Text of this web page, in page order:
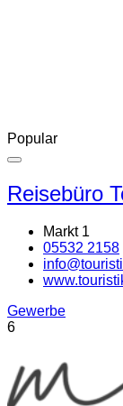
Popular
Reisebüro
Markt 1
05532 2158
Gewerbe
6